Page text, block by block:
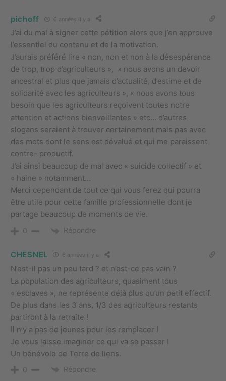
pichoff 6 années il y a
J’ai du mal à signer cette pétition alors que j’en approuve
l’essentiel du contenu et de la motivation.
J’aurais préféré lire « non, non et non à la désespérance
de trop, trop d’agriculteurs », » nous avons un devoir
ancestral et plus que jamais d’actualité, d’estime et de
solidarité avec les agriculteurs », « nous avons tous
besoin que les agriculteurs reçoivent toutes notre
attention et actions bienveillantes » etc… d’autres
slogans seraient à trouver certainement mais pas avec
des mots dont le sens est dévalué et qui me paraissent
contre- productif.
J’ai ainsi beaucoup de mal avec « suicide collectif » et
« haine » notamment…
Merci cependant de tout ce qui vous ferez qui pourra
être utile pour cette famille professionnelle dont je
partage beaucoup de moments de vie.
0 Répondre
CHESNEL 6 années il y a
N’est-il pas un peu tard ? et n’est-ce pas vain ?
La population des agriculteurs, quasiment tous
« esclaves », ne représente déjà plus qu’un petit effectif.
De plus dans les 3 ans, 1/3 des agriculteurs restants
partiront à la retraite !
Il n’y a pas de jeunes pour les remplacer !
Je vous laisse imaginer ce qui va se passer !
Un bénévole de Terre de liens.
0 Répondre